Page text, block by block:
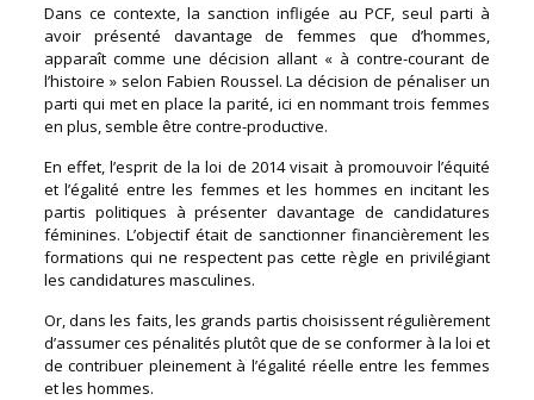
Dans ce contexte, la sanction infligée au PCF, seul parti à
avoir présenté davantage de femmes que d’hommes,
apparaît comme une décision allant « à contre-courant de
l’histoire » selon Fabien Roussel. La décision de pénaliser un
parti qui met en place la parité, ici en nommant trois femmes
en plus, semble être contre-productive.
En effet, l’esprit de la loi de 2014 visait à promouvoir l’équité
et l’égalité entre les femmes et les hommes en incitant les
partis politiques à présenter davantage de candidatures
féminines. L’objectif était de sanctionner financièrement les
formations qui ne respectent pas cette règle en privilégiant
les candidatures masculines.
Or, dans les faits, les grands partis choisissent régulièrement
d’assumer ces pénalités plutôt que de se conformer à la loi et
de contribuer pleinement à l’égalité réelle entre les femmes
et les hommes.